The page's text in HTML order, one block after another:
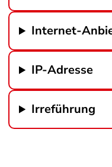
Internet-
IP-Adresse
Irreführung